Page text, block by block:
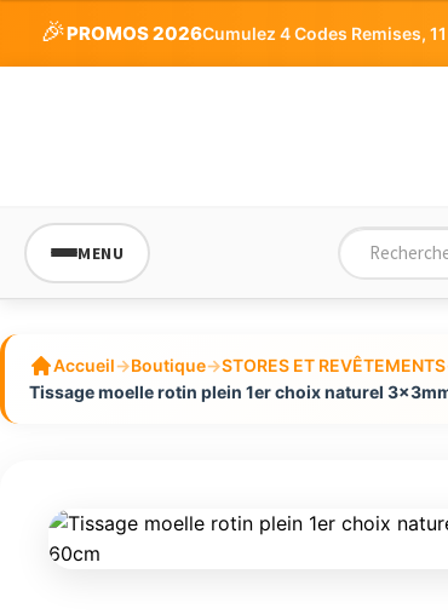
🎉PROMOS 2026Cumulez 4 Codes Remises,
MENU
Accueil→Boutique→STORES ET REVÊTEMENTS
Tissage moelle rotin plein 1er choix naturel